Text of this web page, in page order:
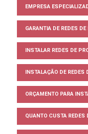
EMPRESA
GARANTIA DE REDES
INSTALAR REDES DE
INSTALAÇÃO DE REDES
ORÇAMENTO PARA
QUANTO CUSTA REDES